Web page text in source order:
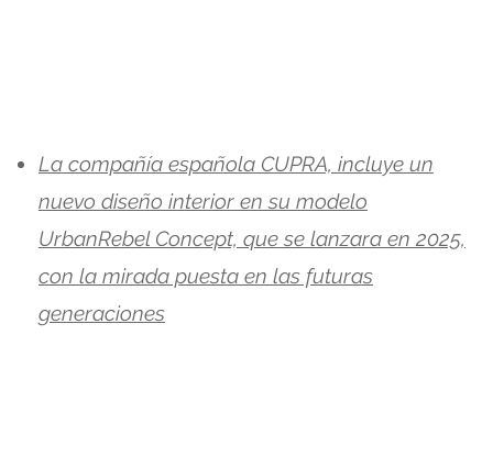
La compañía española CUPRA, incluye un
nuevo diseño interior en su modelo
UrbanRebel Concept, que se lanzara en 2025,
con la mirada puesta en las futuras
generaciones